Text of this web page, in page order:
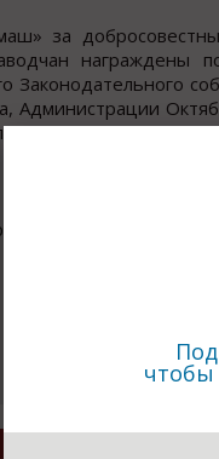
за
награждены
Законодательного
Администрации
звание
труда,
чтобы